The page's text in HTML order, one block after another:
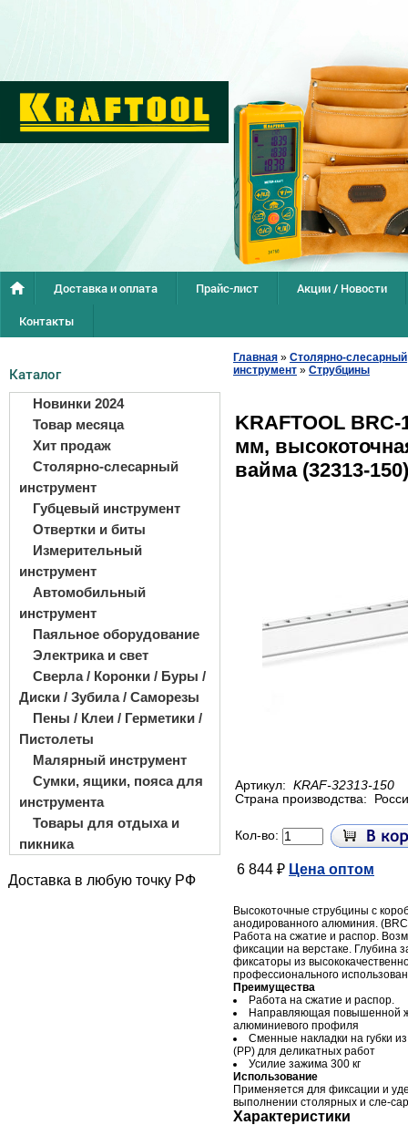
Доставка и оплата Прайс-лист
Акции / Новости
Контакты
Каталог
Новинки 2024
Товар месяца
Хит продаж
Столярно-слесарный
инструмент
Губцевый инструмент
Отвертки и биты
Измерительный
инструмент
Автомобильный
инструмент
Паяльное оборудование
Электрика и свет
Сверла / Коронки / Буры /
Диски / Зубила / Саморезы
Пены / Клеи / Герметики /
Пистолеты
Малярный инструмент
Сумки, ящики, пояса для
инструмента
Товары для отдыха и
пикника
Доставка в любую точку РФ
Главная » Столярно-слесарный
инструмент » Струбцины
KRAFTOOL BRC-
мм,
вайма (32313-150)
Артикул: KRAF-32313-150
Страна производства:
Кол-во:
6 844 ₽ Цена оптом
Высокоточные струбцины с
анодированного алюминия. (ВRC
Работа на сжатие и распор.
фиксации на верстаке. Глубина
фиксаторы из
профессионального
Преимущества
Работа на сжатие и распор.
Направляющая повышенной
алюминиевого профиля
Сменные накладки на губки
(PP) для деликатных работ
Усилие зажима 300 кг
Использование
Применяется для фиксации и
выполнении столярных и сле-
Характеристики